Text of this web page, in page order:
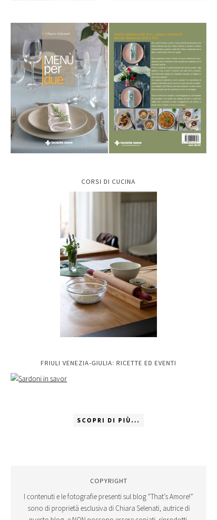
CORSI DI CUCINA
FRIULI VENEZIA-GIULIA: RICETTE ED EVENTI
SCOPRI DI PIÙ...
COPYRIGHT
I contenuti e le fotografie presenti sul blog “That’s Amore!”
sono di proprietà esclusiva di Chiara Selenati, autrice di